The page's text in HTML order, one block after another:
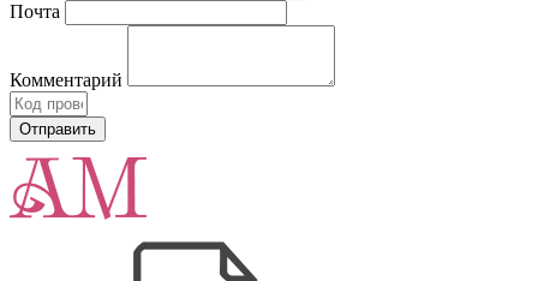
Почта
Комментарий